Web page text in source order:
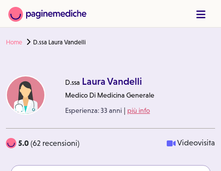
Home D.ssa Laura Vandelli
D.ssa Laura Vandelli
Medico Di Medicina Generale
Esperienza:33 anni | più info
5.0 (62 recensioni) Videovisita